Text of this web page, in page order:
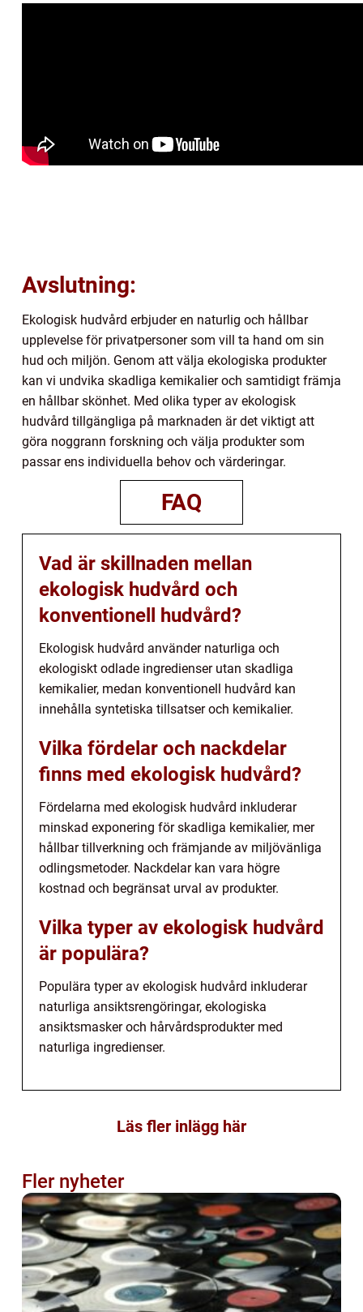
Avslutning:
Ekologisk hudvård erbjuder en naturlig och hållbar
upplevelse för privatpersoner som vill ta hand om sin
hud och miljön. Genom att välja ekologiska produkter
kan vi undvika skadliga kemikalier och samtidigt främja
en hållbar skönhet. Med olika typer av ekologisk
hudvård tillgängliga på marknaden är det viktigt att
göra noggrann forskning och välja produkter som
passar ens individuella behov och värderingar.
FAQ
Vad är skillnaden mellan
ekologisk hudvård och
konventionell hudvård?
Ekologisk hudvård använder naturliga och
ekologiskt odlade ingredienser utan skadliga
kemikalier, medan konventionell hudvård kan
innehålla syntetiska tillsatser och kemikalier.
Vilka fördelar och nackdelar
finns med ekologisk hudvård?
Fördelarna med ekologisk hudvård inkluderar
minskad exponering för skadliga kemikalier, mer
hållbar tillverkning och främjande av miljövänliga
odlingsmetoder. Nackdelar kan vara högre
kostnad och begränsat urval av produkter.
Vilka typer av ekologisk hudvård
är populära?
Populära typer av ekologisk hudvård inkluderar
naturliga ansiktsrengöringar, ekologiska
ansiktsmasker och hårvårdsprodukter med
naturliga ingredienser.
Läs fler inlägg här
Fler nyheter